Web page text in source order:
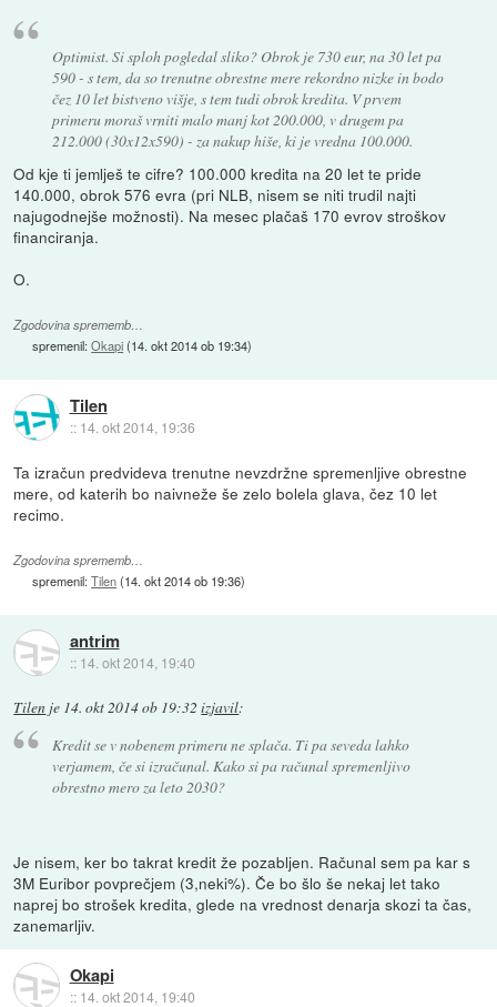
Optimist. Si sploh pogledal sliko? Obrok je 730 eur, na 30 let pa
590 - s tem, da so trenutne obrestne mere rekordno nizke in bodo
čez 10 let bistveno višje, s tem tudi obrok kredita. V prvem
primeru moraš vrniti malo manj kot 200.000, v drugem pa
212.000 (30x12x590) - za nakup hiše, ki je vredna 100.000.
Od kje ti jemlješ te cifre? 100.000 kredita na 20 let te pride
140.000, obrok 576 evra (pri NLB, nisem se niti trudil najti
najugodnejše možnosti). Na mesec plačaš 170 evrov stroškov
financiranja.
O.
Zgodovina sprememb…
spremenil:Okapi(14. okt 2014 ob 19:34)
Tilen
:: 14. okt 2014, 19:36
Ta izračun predvideva trenutne nevzdržne spremenljive obrestne
mere, od katerih bo naivneže še zelo bolela glava, čez 10 let
recimo.
Zgodovina sprememb…
spremenil:Tilen(14. okt 2014 ob 19:36)
antrim
:: 14. okt 2014, 19:40
Tilen je 14. okt 2014 ob 19:32 izjavil:
Kredit se v nobenem primeru ne splača. Ti pa seveda lahko
verjamem, če si izračunal. Kako si pa računal spremenljivo
obrestno mero za leto 2030?
Je nisem, ker bo takrat kredit že pozabljen. Računal sem pa kar s
3M Euribor povprečjem (3,neki%). Če bo šlo še nekaj let tako
naprej bo strošek kredita, glede na vrednost denarja skozi ta čas,
zanemarljiv.
Okapi
:: 14. okt 2014, 19:40